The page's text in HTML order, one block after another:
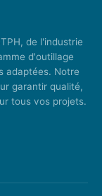
de l'industrie
d'outillage
adaptées. Notre
garantir qualité,
tous vos projets.